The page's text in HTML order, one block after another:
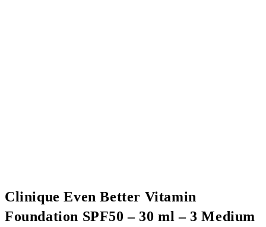
Clinique Even Better Vitamin
Foundation SPF50 – 30 ml – 3 Medium